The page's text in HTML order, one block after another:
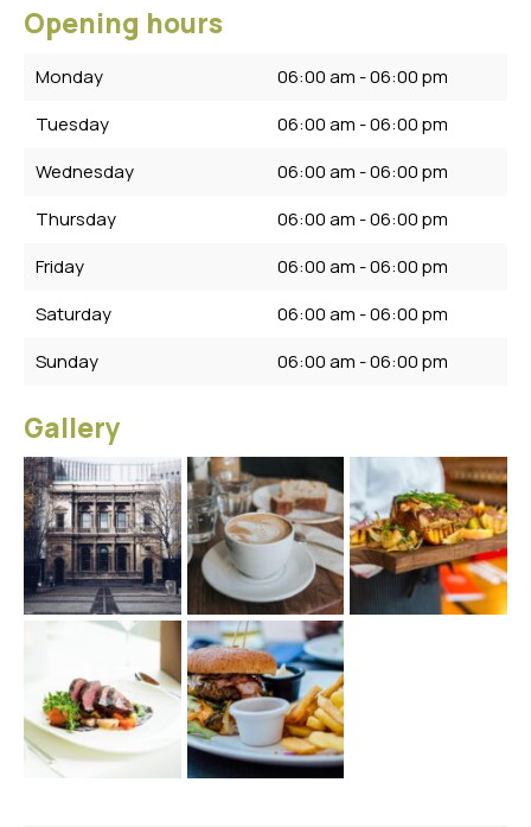
Opening hours
Monday
06:00 am - 06:00 pm
Tuesday
06:00 am - 06:00 pm
Wednesday
06:00 am - 06:00 pm
Thursday
06:00 am - 06:00 pm
Friday
06:00 am - 06:00 pm
Saturday
06:00 am - 06:00 pm
Sunday
06:00 am - 06:00 pm
Gallery